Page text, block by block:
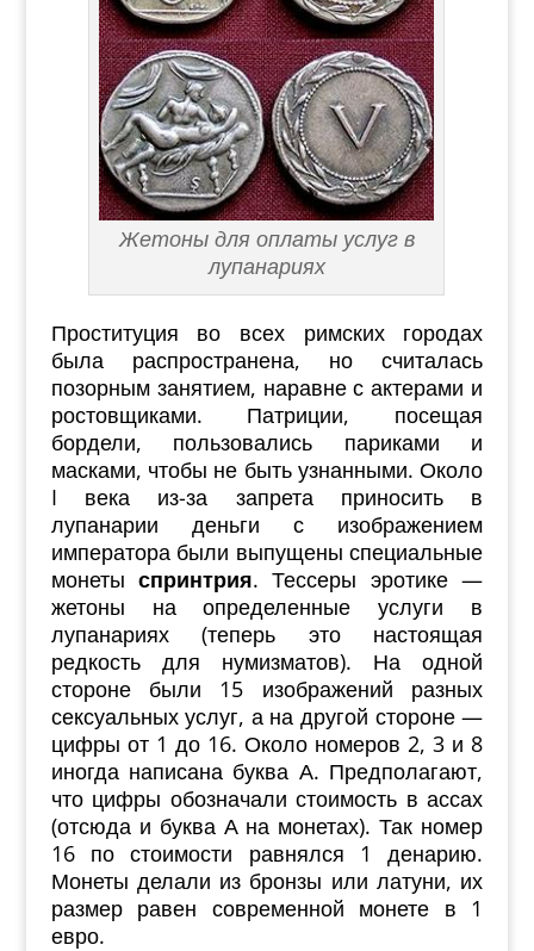
Жетоны для оплаты услуг в
лупанариях
Проституция во всех римских городах
была распространена, но считалась
позорным занятием, наравне с актерами и
ростовщиками. Патриции, посещая
бордели, пользовались париками и
масками, чтобы не быть узнанными. Около
I века из-за запрета приносить в
лупанарии деньги с изображением
императора были выпущены специальные
монетыспринтрия. Тессеры эротике —
жетоны на определенные услуги в
лупанариях (теперь это настоящая
редкость для нумизматов). На одной
стороне были 15 изображений разных
сексуальных услуг, а на другой стороне —
цифры от 1 до 16. Около номеров 2, 3 и 8
иногда написана буква А. Предполагают,
что цифры обозначали стоимость в ассах
(отсюда и буква А на монетах). Так номер
16 по стоимости равнялся 1 денарию.
Монеты делали из бронзы или латуни, их
размер равен современной монете в 1
евро.